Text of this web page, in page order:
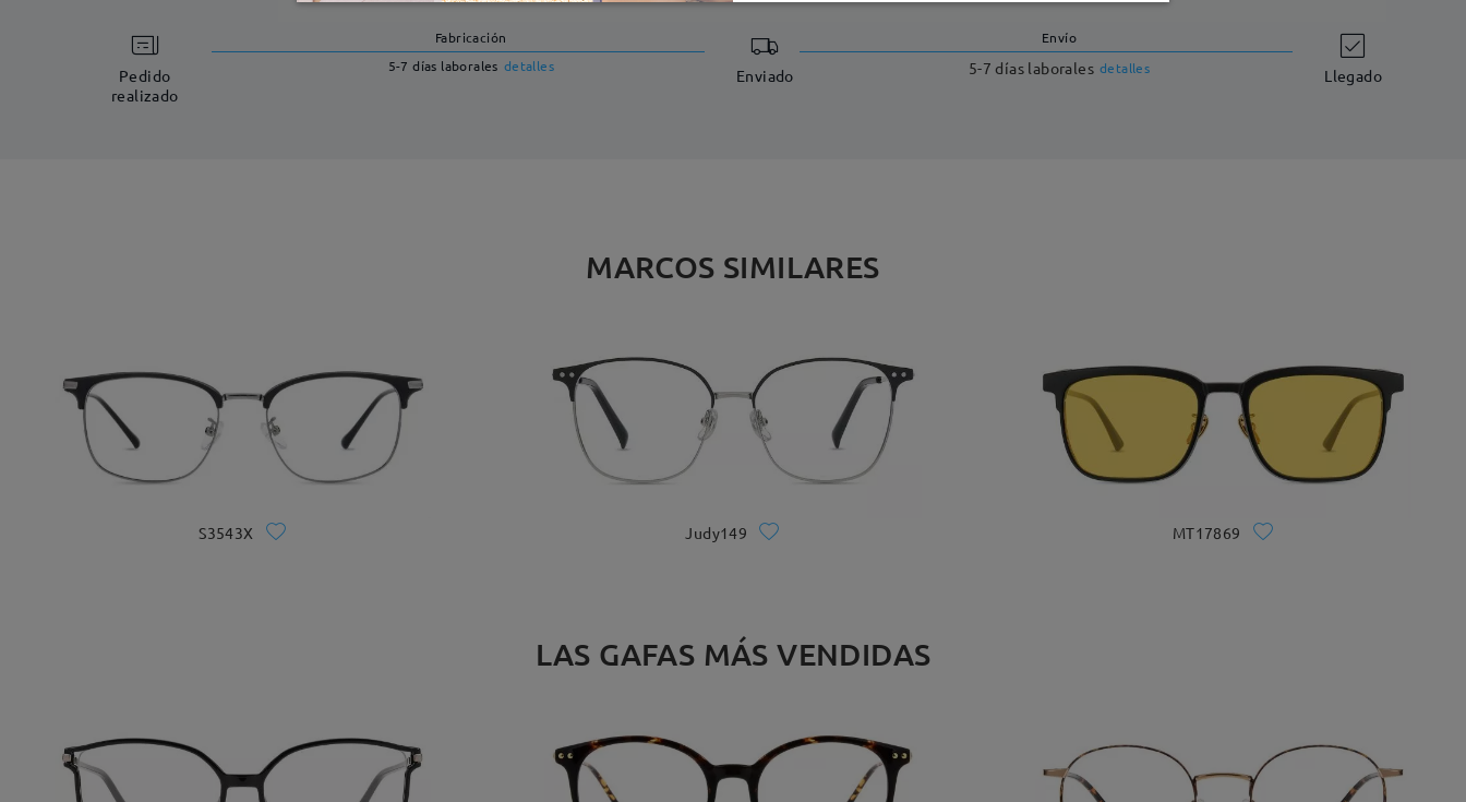
Pedido
realizado
Fabricación
5-7 días laborales detalles Enviado
Envío
5-7 días laborales detalles Llegado
MARCOS SIMILARES
S3543X Judy149 MT17869
LAS GAFAS MÁS VENDIDAS